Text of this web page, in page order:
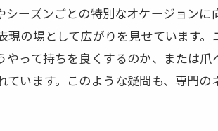
る方法
イルサロン
シーズンごとの特別なオケージョンに
現の場として広がりを見せています
やって持ちを良くするのか、または
ています。このような疑問も、専門